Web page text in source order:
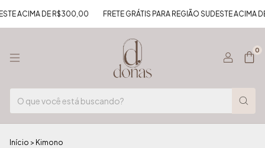
ACIMA DE R$300,00 FRETE GRÁTIS PARA REGIÃO SUDESTE ACIMA
0
Início > Kimono